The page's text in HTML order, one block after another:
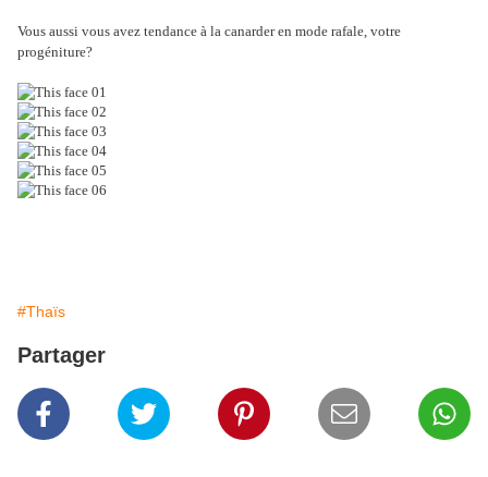
Vous aussi vous avez tendance à la canarder en mode rafale, votre
progéniture?
#Thaïs
Partager